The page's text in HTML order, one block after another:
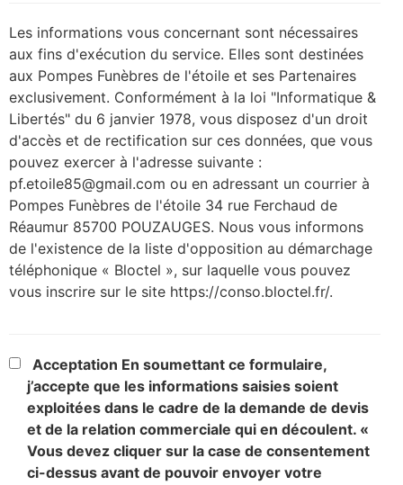
Les informations vous concernant sont nécessaires
aux fins d'exécution du service. Elles sont destinées
aux Pompes Funèbres de l'étoile et ses Partenaires
exclusivement. Conformément à la loi "Informatique &
Libertés" du 6 janvier 1978, vous disposez d'un droit
d'accès et de rectification sur ces données, que vous
pouvez exercer à l'adresse suivante :
pf.etoile85@gmail.com ou en adressant un courrier à
Pompes Funèbres de l'étoile 34 rue Ferchaud de
Réaumur 85700 POUZAUGES. Nous vous informons
de l'existence de la liste d'opposition au démarchage
téléphonique « Bloctel », sur laquelle vous pouvez
vous inscrire sur le site https://conso.bloctel.fr/.
Acceptation En soumettant ce formulaire,
j’accepte que les informations saisies soient
exploitées dans le cadre de la demande de devis
et de la relation commerciale qui en découlent. «
Vous devez cliquer sur la case de consentement
ci-dessus avant de pouvoir envoyer votre